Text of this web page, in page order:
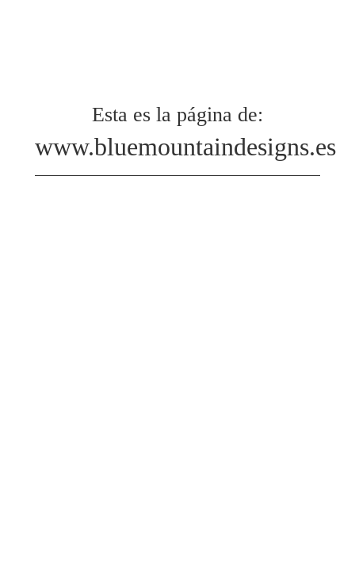
Esta es la página de:
www.bluemountaindesigns.es